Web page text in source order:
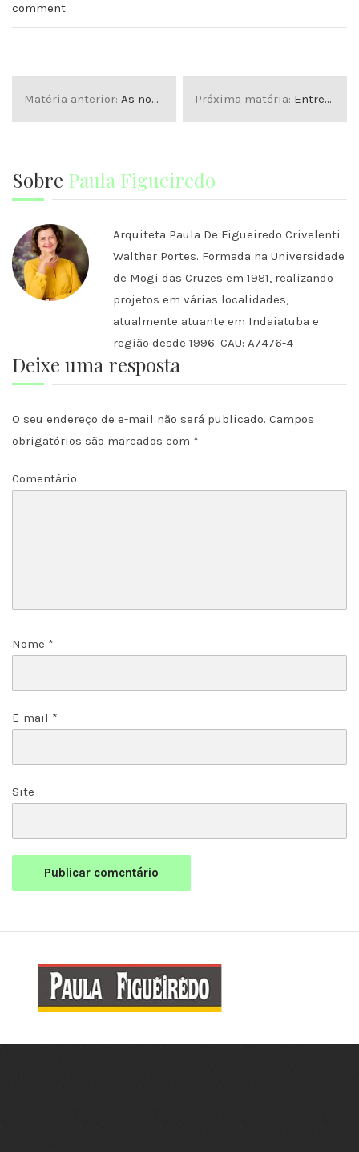
comment
Matéria anterior: As novas formas de viver e morar Próxima matéria: Entrevista com o premiado Arquiteto Diego Espírito Santo
Sobre Paula Figueiredo
Arquiteta Paula De Figueiredo Crivelenti
Walther Portes. Formada na Universidade
de Mogi das Cruzes em 1981, realizando
projetos em várias localidades,
atualmente atuante em Indaiatuba e
região desde 1996. CAU: A7476-4
Deixe uma resposta
O seu endereço de e-mail não será publicado. Campos
obrigatórios são marcados com *
Comentário
Nome *
E-mail *
Site